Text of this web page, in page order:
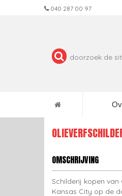
040 287 00 97
OMSCHRIJVING
Schilderij kopen van
Kansas City op de